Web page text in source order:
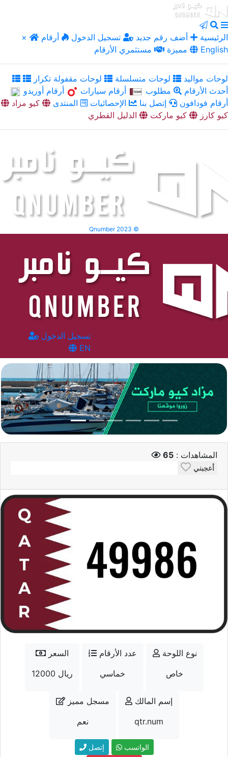
× الرئيسية أضف رقم جديد تسجيل الدخول
أرقام
مميزة
مستثمري الأرقام English
لوحات مواليد لوحات متسلسلة
لوحات مقفولة تكرار
أحدث الأرقام
مطلوب أرقام سيارات
أرقام أوريدو
أرقام فودافون
إتصل بنا الإحصائيات المنتدى
كيو مزاد
كيو كارز
كيو ماركت الدليل القطري
Qnumber 2023 ©
تسجيل الدخول
EN
المشاهدات : 65
أعجبني
السعر
12000 ريال
عدد الأرقام
خماسي
نوع اللوحة
خاص
مسجل مميز
نعم
إسم المالك
qtr.num
إتصل
الواتسب